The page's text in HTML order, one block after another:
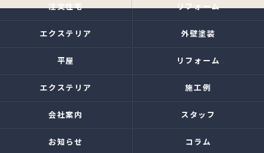
注文住宅 リフォーム
エクステリア 外壁塗装
平屋 リフォーム
エクステリア 施工例
会社案内 スタッフ
お知らせ コラム